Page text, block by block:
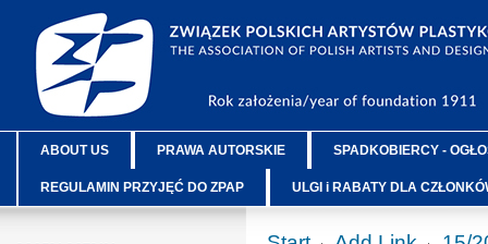
ABOUT US PRAWA AUTORSKIE SPADKOBIERCY -
REGULAMIN PRZYJĘĆ DO ZPAP ULGI i RABATY DLA